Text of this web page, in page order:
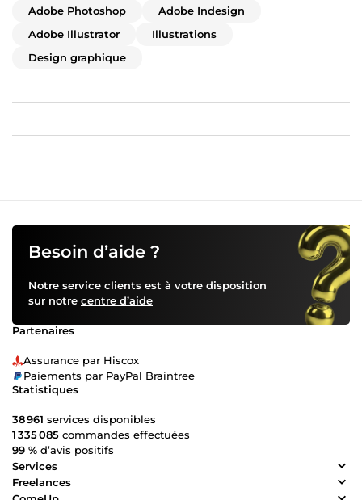
Adobe Photoshop
Adobe Indesign
Adobe Illustrator
Illustrations
Design graphique
Besoin d’aide ?
Notre service clients est à votre disposition
sur notre centre d’aide
Partenaires
Assurance par Hiscox
Paiements par PayPal Braintree
Statistiques
38 961 services disponibles
1 335 085 commandes effectuées
99 % d’avis positifs
Services
Freelances